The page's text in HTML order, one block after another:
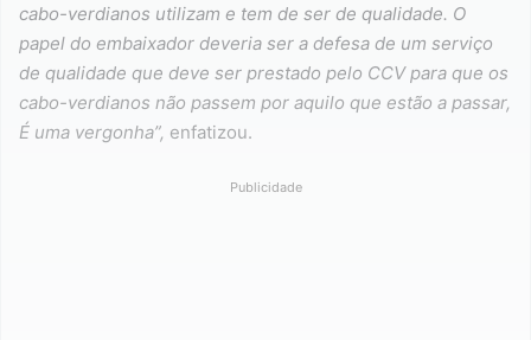
cabo-verdianos utilizam e tem de ser de qualidade. O
papel do embaixador deveria ser a defesa de um serviço
de qualidade que deve ser prestado pelo CCV para que os
cabo-verdianos não passem por aquilo que estão a passar,
É uma vergonha”, enfatizou.
Publicidade